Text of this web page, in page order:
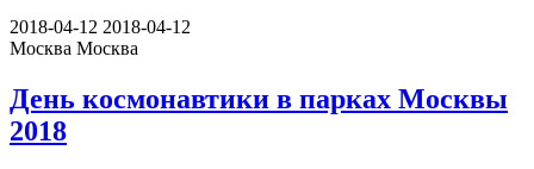
2018-04-12 2018-04-12
Москва Москва
День космонавтики в парках Москвы
2018